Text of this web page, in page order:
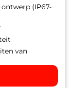
(IP67-
van